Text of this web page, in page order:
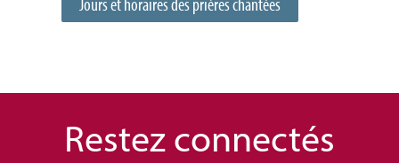
Restez connectés